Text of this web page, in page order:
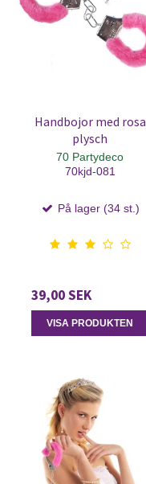
Handbojor med rosa
plysch
70 Partydeco
70kjd-081
På lager (34 st.)
39,00 SEK
VISA PRODUKTEN